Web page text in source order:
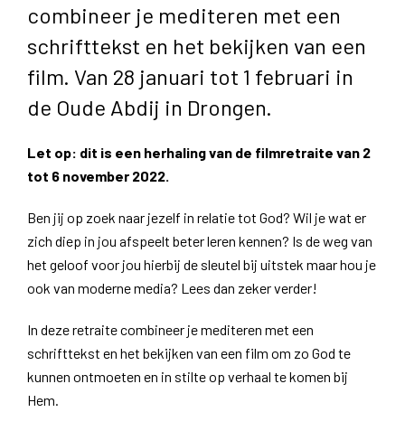
combineer je mediteren met een
schrifttekst en het bekijken van een
film. Van 28 januari tot 1 februari in
de Oude Abdij in Drongen.
Let op: dit is een herhaling van de filmretraite van 2
tot 6 november 2022.
Ben jij op zoek naar jezelf in relatie tot God? Wil je wat er
zich diep in jou afspeelt beter leren kennen? Is de weg van
het geloof voor jou hierbij de sleutel bij uitstek maar hou je
ook van moderne media? Lees dan zeker verder!
In deze retraite combineer je mediteren met een
schrifttekst en het bekijken van een film om zo God te
kunnen ontmoeten en in stilte op verhaal te komen bij
Hem.